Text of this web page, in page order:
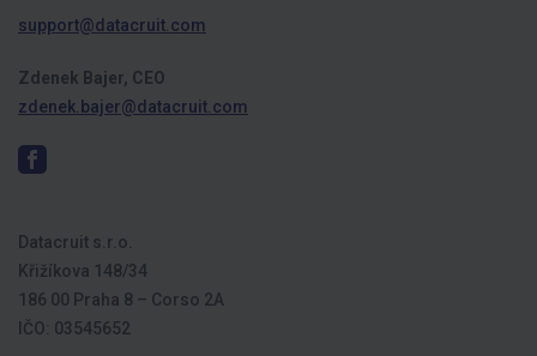
support@datacruit.com
Zdenek Bajer, CEO
zdenek.bajer@datacruit.com
Datacruit s.r.o.
Křižíkova 148/34
186 00 Praha 8 – Corso 2A
IČO: 03545652